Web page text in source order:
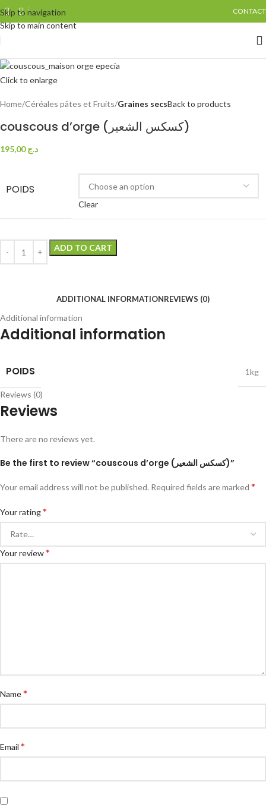
Skip to navigation
Skip to main content
CONTACT
Click to enlarge
Home Céréales pâtes et Fruits Graines secsBack to products
couscous d’orge (كسكس الشعير)
د.ج195,00
POIDS
Clear
ADD TO CART
ADDITIONAL INFORMATIONREVIEWS (0)
Additional information
Additional information
POIDS 1kg
Reviews (0)
Reviews
There are no reviews yet.
Be the first to review “couscous d’orge (كسكس الشعير)”
Your email address will not be published. Required fields are marked *
Your rating*
Your review*
Name*
Email *